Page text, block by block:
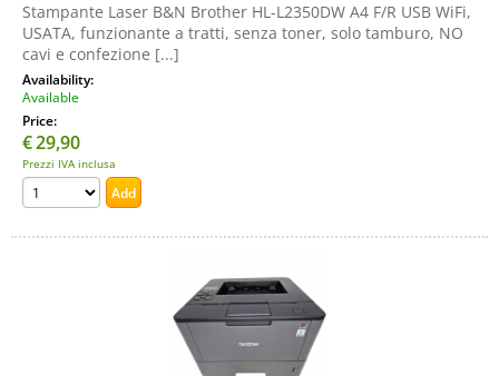
Stampante Laser B&N Brother HL-L2350DW A4 F/R USB WiFi,
USATA, funzionante a tratti, senza toner, solo tamburo, NO
cavi e confezione [...]
Availability:
Available
Price:
€29,90
Prezzi IVA inclusa